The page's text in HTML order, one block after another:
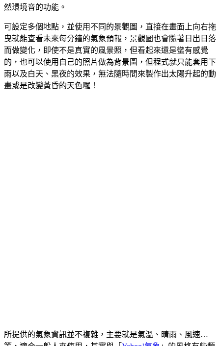
然環境音的功能。
可設定多個地點，並使用不同的景觀圖，直接在畫面上向右拖
曳就能查看未來每分鐘的氣象預報，景觀圖也會隨著日出日落
而做變化，即使不是真實的風景照，但看起來還是蠻有感覺
的，也可以使用自己的照片做為背景圖，但程式就只能套用下
雨以及白天、黑夜的效果，無法隨時間來製作出太陽升起的動
畫或是改變黃昏的天色囉！
所提供的氣象資訊並不複雜，主要就是氣溫、晴雨、風速…